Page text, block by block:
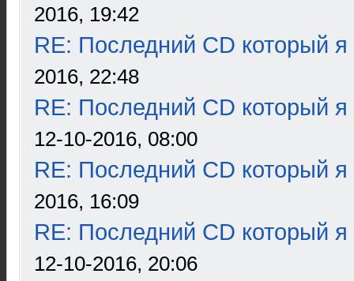
2016, 19:42
RE: Последний CD который я
2016, 22:48
RE: Последний CD который я
12-10-2016, 08:00
RE: Последний CD который я
2016, 16:09
RE: Последний CD который я
12-10-2016, 20:06